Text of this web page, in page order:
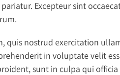
Excepteur sint
quis nostrud exercitation
in voluptate velit
sunt in culpa qui